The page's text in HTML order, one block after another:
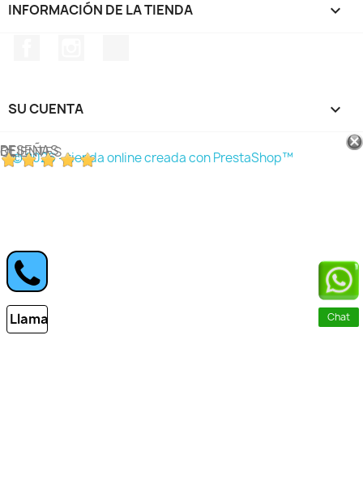
INFORMACIÓN DE LA TIENDA keyboard_arrow_down
Chat
Llamar
SU CUENTA 
RESEÑAS DE CLIENTES
© 2026 - tienda online creada con PrestaShop™